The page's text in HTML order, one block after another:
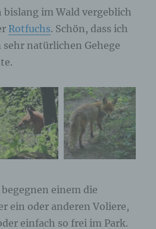
bislang im Wald vergeblich
Rotfuchs. Schön, dass ich
sehr natürlichen Gehege
einem die
ein oder anderen Voliere,
einfach so frei im Park.